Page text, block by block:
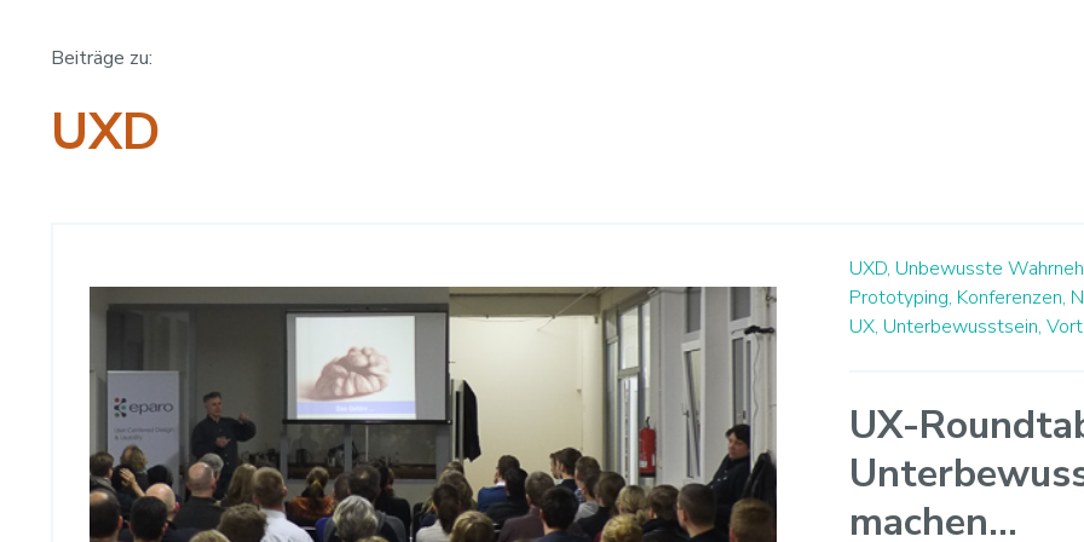
Beiträge zu:
UXD
UXD, Unbewusste
Prototyping, Konferenzen,
UX, Unterbewusstsein,
UX-
machen...